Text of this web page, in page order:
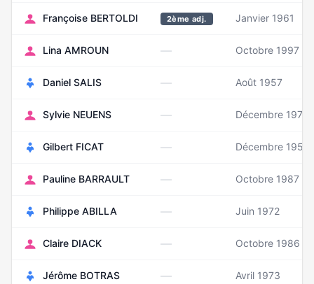
Françoise BERTOLDI 2ème adj. Janvier 1961
Lina AMROUN — Octobre 1997
Daniel SALIS — Août 1957
Sylvie NEUENS — Décembre 1975
Gilbert FICAT — Décembre 1956
Pauline BARRAULT — Octobre 1987
Philippe ABILLA — Juin 1972
Claire DIACK — Octobre 1986
Jérôme BOTRAS — Avril 1973